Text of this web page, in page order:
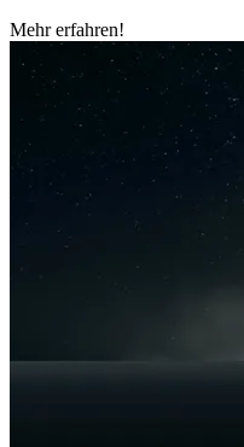
Mehr erfahren!